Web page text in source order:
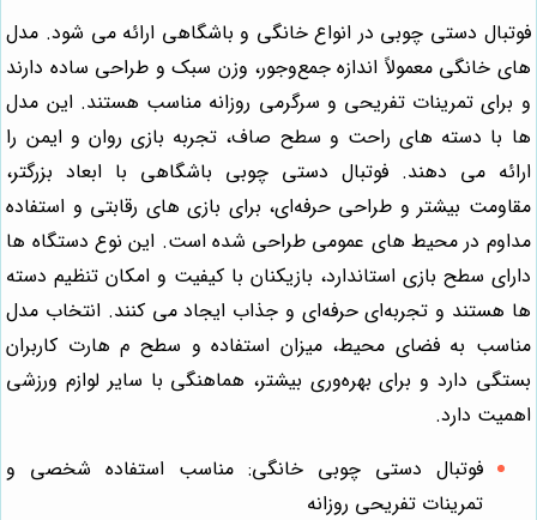
فوتبال دستی چوبی در انواع خانگی و باشگاهی ارائه می شود. مدل‌
های خانگی معمولاً اندازه جمع‌وجور، وزن سبک و طراحی ساده دارند
و برای تمرینات تفریحی و سرگرمی روزانه مناسب هستند. این مدل‌
ها با دسته‌ های راحت و سطح صاف، تجربه بازی روان و ایمن را
ارائه می دهند. فوتبال دستی چوبی باشگاهی با ابعاد بزرگتر،
مقاومت بیشتر و طراحی حرفه‌ای، برای بازی‌ های رقابتی و استفاده
مداوم در محیط‌ های عمومی طراحی شده است. این نوع دستگاه‌ ها
دارای سطح بازی استاندارد، بازیکنان با کیفیت و امکان تنظیم دسته‌
ها هستند و تجربه‌ای حرفه‌ای و جذاب ایجاد می کنند. انتخاب مدل
مناسب به فضای محیط، میزان استفاده و سطح م هارت کاربران
بستگی دارد و برای بهره‌وری بیشتر، هماهنگی با سایر لوازم ورزشی
اهمیت دارد.
فوتبال دستی چوبی خانگی: مناسب استفاده شخصی و
تمرینات تفریحی روزانه